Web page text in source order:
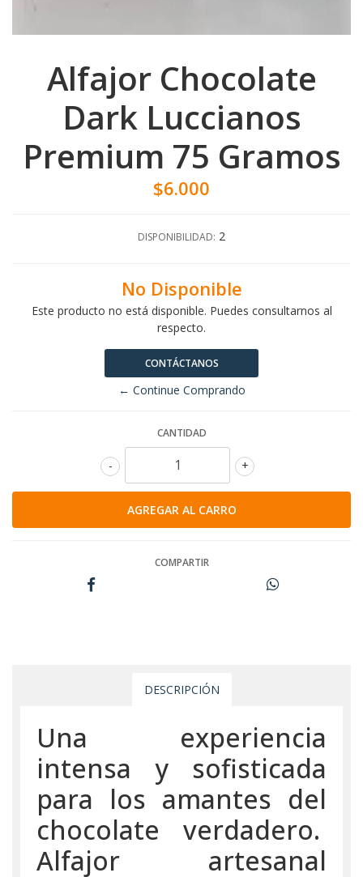
Alfajor Chocolate
Dark Luccianos
Premium 75 Gramos
$6.000
DISPONIBILIDAD: 2
No Disponible
Este producto no está disponible. Puedes consultarnos al
respecto.
CONTÁCTANOS
← Continue Comprando
CANTIDAD
+
-
COMPARTIR
DESCRIPCIÓN
Una experiencia
intensa y sofisticada
para los amantes del
chocolate verdadero.
Alfajor artesanal